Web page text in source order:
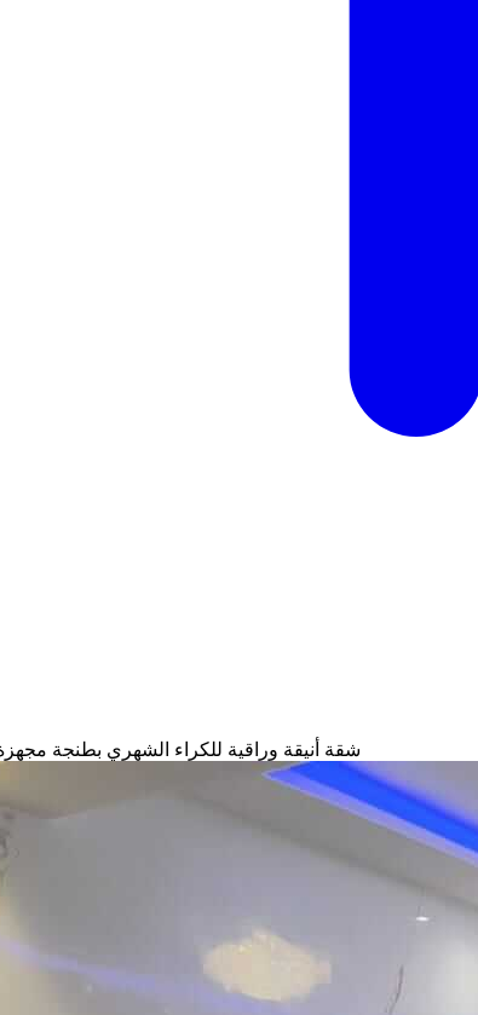
شقة أنيقة وراقية للكراء الشهري بطنجة مجهزة